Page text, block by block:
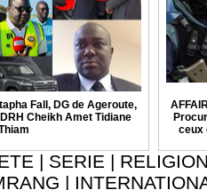
Fall, DG de Ageroute,
Cheikh Amet Tidiane
ceux
| SERIE | RELIGION
|